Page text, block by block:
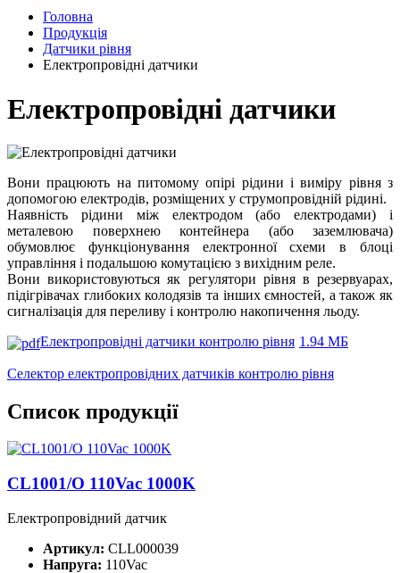
Головна
Продукція
Датчики рівня
Електропровідні датчики
Електропровідні датчики
Вони працюють на питомому опірі рідини і виміру рівня з
допомогою електродів, розміщених у струмопровідній рідині.
Наявність рідини між електродом (або електродами) і
металевою поверхнею контейнера (або заземлювача)
обумовлює функціонування електронної схеми в блоці
управління і подальшою комутацією з вихідним реле.
Вони використовуються як регулятори рівня в резервуарах,
підігрівачах глибоких колодязів та інших ємностей, а також як
сигналізація для переливу і контролю накопичення льоду.
Електропровідні датчики контролю рівня 1.94 МБ
Селектор електропровідних датчиків контролю рівня
Список продукції
CL1001/O 110Vac 1000K
Електропровідний датчик
Артикул: CLL000039
Напруга: 110Vac